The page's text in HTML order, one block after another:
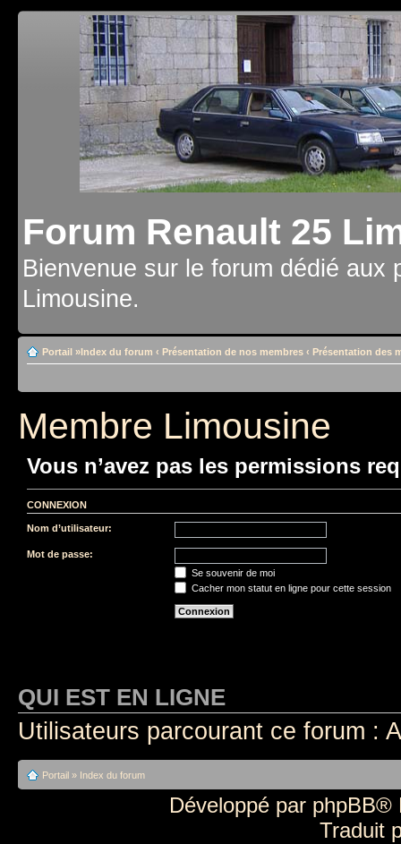
Forum Renault 25
Bienvenue sur le forum dédié aux
Limousine.
Portail »Index du forum ‹ Présentation de nos membres ‹ Présentation des
Membre Limousine
Vous n’avez pas les permissions
CONNEXION
Nom d’utilisateur:
Mot de passe:
Se souvenir de moi
Cacher mon statut en ligne pour cette session
QUI EST EN LIGNE
Utilisateurs parcourant ce forum :
Portail » Index du forum
Développé par phpBB®
Traduit